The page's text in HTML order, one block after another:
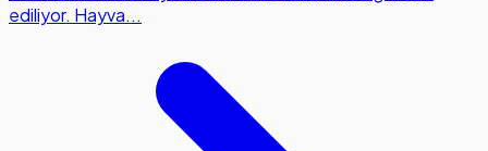
ediliyor. Hayva...